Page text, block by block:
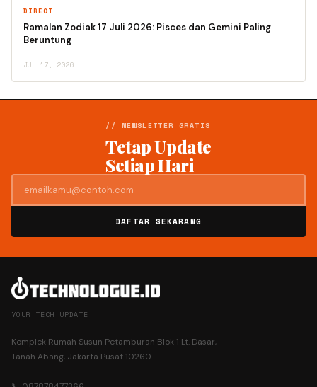
DIRECT
Ramalan Zodiak 17 Juli 2026: Pisces dan Gemini Paling
Beruntung
JUL 17, 2026
// NEWSLETTER GRATIS
Tetap Update
Setiap Hari
DAFTAR SEKARANG
YOUR TECH UPDATE
Komplek Rumah Susun Petamburan Blok 1 Lt. Dasar,
Tanah Abang, Jakarta Pusat 10260